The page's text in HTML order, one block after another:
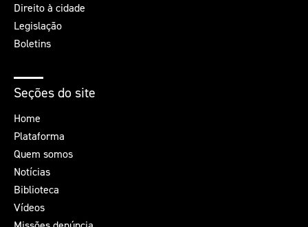
Direito à cidade
Legislação
Boletins
Seções do site
Home
Plataforma
Quem somos
Notícias
Biblioteca
Vídeos